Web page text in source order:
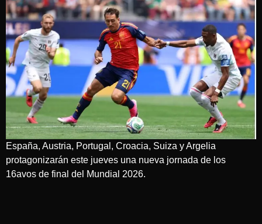
España, Austria, Portugal, Croacia, Suiza y Argelia
protagonizarán este jueves una nueva jornada de los
16avos de final del Mundial 2026.